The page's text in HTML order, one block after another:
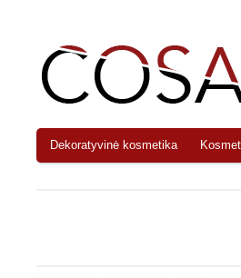
Dekoratyvinė kosmetika